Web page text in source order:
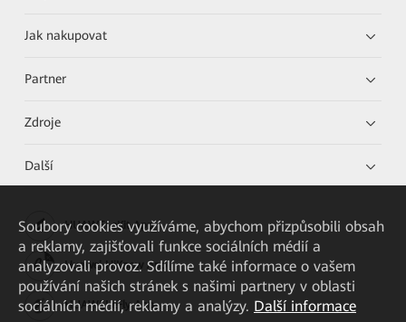
Jak nakupovat
Partner
Zdroje
Další
HUAWEI eKit App
Huawei HiKnow App
HUAWEI eFly App
Soubory cookies využíváme, abychom přizpůsobili obsah
a reklamy, zajišťovali funkce sociálních médií a
analyzovali provoz. Sdílíme také informace o vašem
používání našich stránek s našimi partnery v oblasti
sociálních médií, reklamy a analýzy. Další informace